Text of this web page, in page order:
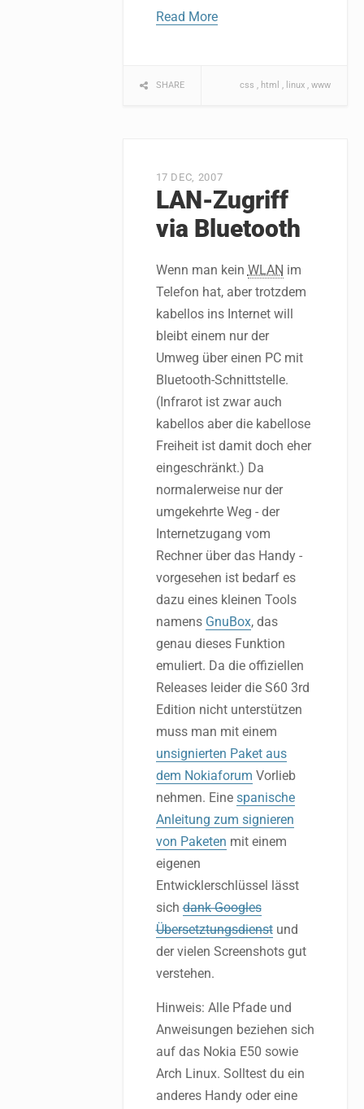
Read More
SHARE css html linux www
17 DEC, 2007
LAN-Zugriff
via Bluetooth
Wenn man kein WLAN im
Telefon hat, aber trotzdem
kabellos ins Internet will
bleibt einem nur der
Umweg über einen PC mit
Bluetooth-Schnittstelle.
(Infrarot ist zwar auch
kabellos aber die kabellose
Freiheit ist damit doch eher
eingeschränkt.) Da
normalerweise nur der
umgekehrte Weg - der
Internetzugang vom
Rechner über das Handy -
vorgesehen ist bedarf es
dazu eines kleinen Tools
namens GnuBox, das
genau dieses Funktion
emuliert. Da die offiziellen
Releases leider die S60 3rd
Edition nicht unterstützen
muss man mit einem
unsignierten Paket aus
dem Nokiaforum Vorlieb
nehmen. Eine spanische
Anleitung zum signieren
von Paketen mit einem
eigenen
Entwicklerschlüssel lässt
sichdank Googles
Übersetztungsdienstund
der vielen Screenshots gut
verstehen.
Hinweis: Alle Pfade und
Anweisungen beziehen sich
auf das Nokia E50 sowie
Arch Linux. Solltest du ein
anderes Handy oder eine